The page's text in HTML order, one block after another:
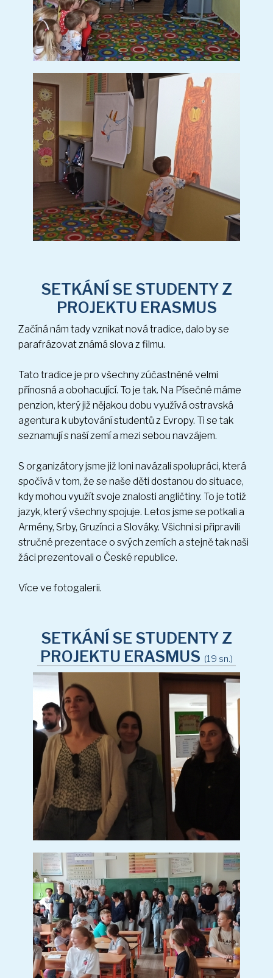
Začíná nám tady vznikat nová tradice, dalo by se
parafrázovat známá slova z filmu.
Tato tradice je pro všechny zúčastněné velmi
přínosná a obohacující. To je tak. Na Písečné máme
penzion, který již nějakou dobu využívá ostravská
agentura k ubytování studentů z Evropy. Ti se tak
seznamují s naší zemí a mezi sebou navzájem.
S organizátory jsme již loni navázali spolupráci, která
spočívá v tom, že se naše děti dostanou do situace,
kdy mohou využít svoje znalosti angličtiny. To je totiž
jazyk, který všechny spojuje. Letos jsme se potkali a
Armény, Srby, Gruzínci a Slováky. Všichni si připravili
stručné prezentace o svých zemích a stejně tak naši
žáci prezentovali o České republice.
Více ve fotogalerii.
SETKÁNÍ SE STUDENTY Z
PROJEKTU ERASMUS(19 sn.)